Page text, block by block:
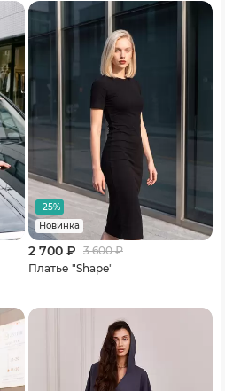
-25%
Новинка
2 700 ₽ 3 600₽
Платье "Shape"